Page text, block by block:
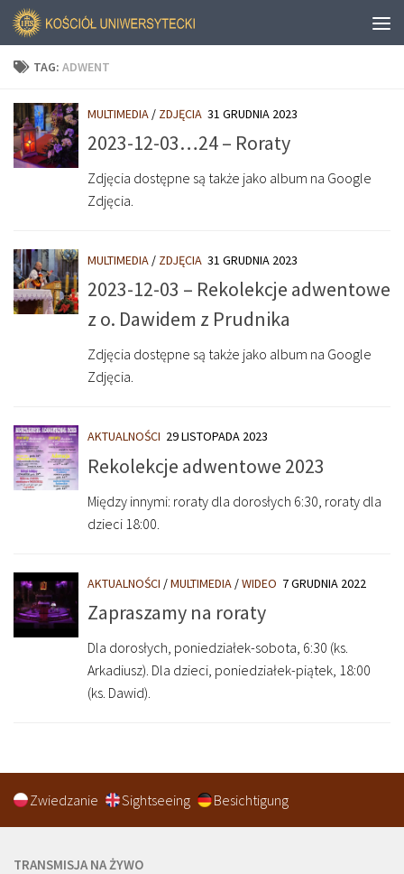
TAG: ADWENT
MULTIMEDIA / ZDJĘCIA 31 GRUDNIA 2023
2023-12-03…24 – Roraty
Zdjęcia dostępne są także jako album na Google
Zdjęcia.
MULTIMEDIA / ZDJĘCIA 31 GRUDNIA 2023
2023-12-03 – Rekolekcje adwentowe
z o. Dawidem z Prudnika
Zdjęcia dostępne są także jako album na Google
Zdjęcia.
AKTUALNOŚCI 29 LISTOPADA 2023
Rekolekcje adwentowe 2023
Między innymi: roraty dla dorosłych 6:30, roraty dla
dzieci 18:00.
AKTUALNOŚCI /MULTIMEDIA /WIDEO 7 GRUDNIA 2022
Zapraszamy na roraty
Dla dorosłych, poniedziałek-sobota, 6:30 (ks.
Arkadiusz). Dla dzieci, poniedziałek-piątek, 18:00
(ks. Dawid).
Zwiedzanie Sightseeing Besichtigung
TRANSMISJA NA ŻYWO